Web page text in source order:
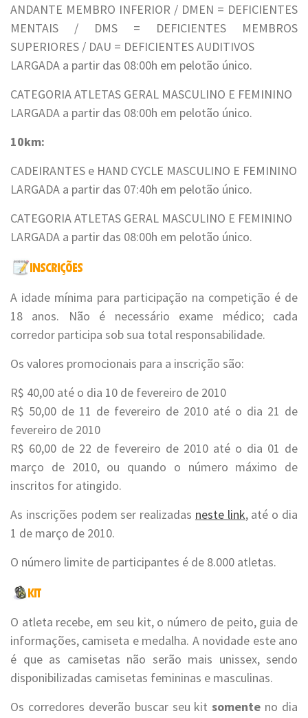
ANDANTE MEMBRO INFERIOR / DMEN = DEFICIENTES
MENTAIS / DMS = DEFICIENTES MEMBROS
SUPERIORES / DAU = DEFICIENTES AUDITIVOS
LARGADA a partir das 08:00h em pelotão único.
CATEGORIA ATLETAS GERAL MASCULINO E FEMININO
LARGADA a partir das 08:00h em pelotão único.
10km:
CADEIRANTES e HAND CYCLE MASCULINO E FEMININO
LARGADA a partir das 07:40h em pelotão único.
CATEGORIA ATLETAS GERAL MASCULINO E FEMININO
LARGADA a partir das 08:00h em pelotão único.
A idade mínima para participação na competição é de
18 anos. Não é necessário exame médico; cada
corredor participa sob sua total responsabilidade.
Os valores promocionais para a inscrição são:
R$ 40,00 até o dia 10 de fevereiro de 2010
R$ 50,00 de 11 de fevereiro de 2010 até o dia 21 de
fevereiro de 2010
R$ 60,00 de 22 de fevereiro de 2010 até o dia 01 de
março de 2010, ou quando o número máximo de
inscritos for atingido.
As inscrições podem ser realizadas neste link, até o dia
1 de março de 2010.
O número limite de participantes é de 8.000 atletas.
O atleta recebe, em seu kit, o número de peito, guia de
informações, camiseta e medalha. A novidade este ano
é que as camisetas não serão mais unissex, sendo
disponibilizadas camisetas femininas e masculinas.
Os corredores deverão buscar seu kitsomente no dia